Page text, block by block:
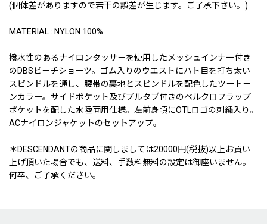
(個体差がありますので若干の誤差が生じます。ご了承下さい。)
MATERIAL : NYLON 100%
撥水性のあるナイロンタッサーを使用したメッシュインナ一付き
のDBSビーチショーツ。ゴム入りのウエストにハト目を打ち太い
スピンドルを通し、腰帯の裏地とスピンドルを配色したツートー
ンカラー。サイドポケット及びプルタブ付きのベルクロフラップ
ポケットを配した水陸両用仕様。左前身頃にOTLロゴの刺繍入り。
ACナイロンジャケットのセットアップ。
＊DESCENDANTの商品に関しましては20000円(税抜)以上お買い
上げ頂いた場合でも、送料、手数料無料の設定は御座いません。
何卒、ご了承ください。